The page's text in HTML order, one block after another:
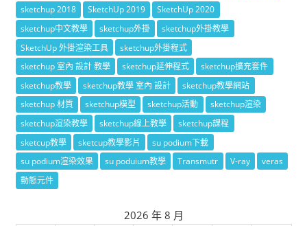
sketchup 2018
SketchUp 2019
SketchUp 2020
sketchup中文教學
sketchup外掛
sketchup外掛教學
SketchUp 外掛渲染工具
sketchup外掛程式
sketchup 室內 設計 教學
sketchup延伸程式
sketchup擴充套件
sketchup教學
sketchup教學 室內 設計
sketchup教學網站
sketchup 材質
sketchup模型 sketchup活動
sketchup渲染
sketchup渲染教學
sketchup線上教學
sketchup課程
sketcup教學
sketcup教學影片
su podium下載
su podium渲染效果
su poduium教學 Transmutr V-ray
veras
動態元件
2026 年 8 月